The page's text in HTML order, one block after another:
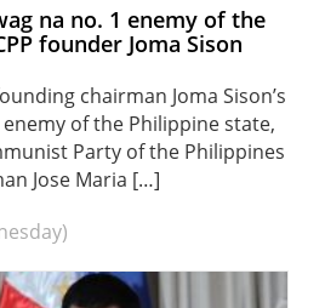
na no. 1 enemy of the
founder Joma Sison
chairman Joma Sison’s
of the Philippine state,
Party of the Philippines
Jose Maria […]